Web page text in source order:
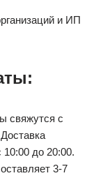
и ИП
свяжутся с
10:00 до 20:00.
3-7